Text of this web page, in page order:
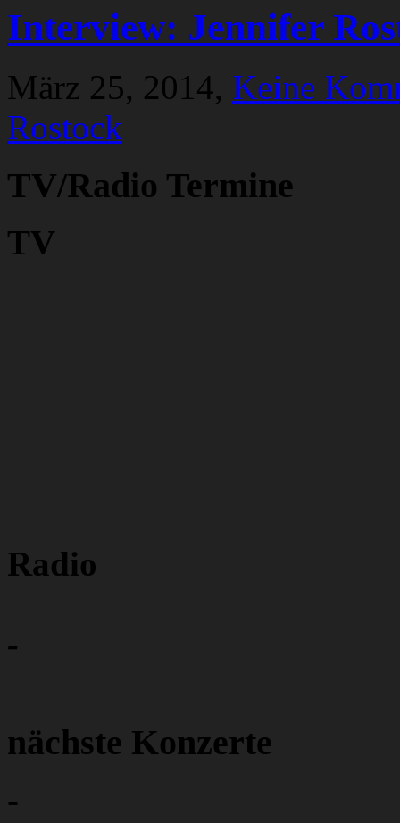
Interview: Jennifer
März 25, 2014, Keine
Rostock
TV/Radio Termine
TV
Radio
-
nächste Konzerte
-